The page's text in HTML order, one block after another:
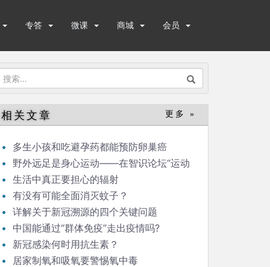
专答 微课 商城 会员
搜
：
相关文章 更多 »
多生小孩和吃避孕药都能预防卵巢癌
野外远足是身心运动——在智识论坛“运动
与健康”的发言
生活中真正要担心的辐射
有没有可能全面消灭蚊子？
详解关于新冠溯源的四个关键问题
中国能通过“群体免疫”走出疫情吗?
新冠感染何时用抗生素？
居家制氧和吸氧要警惕氧中毒